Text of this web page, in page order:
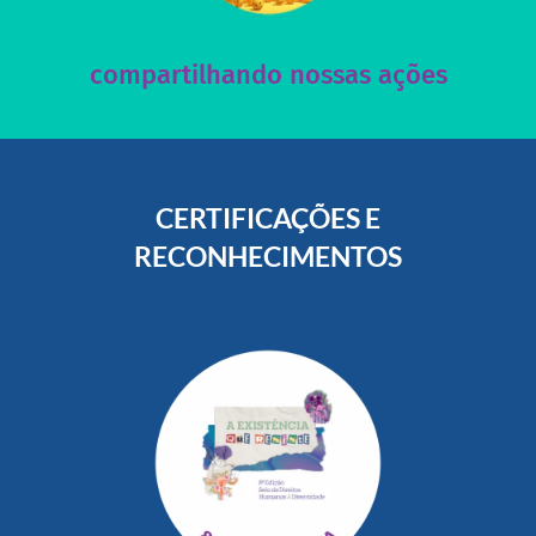
compartilhando nossas ações
Acesse nossas redes sociais e nos ajude compartilhando
CERTIFICAÇÕES E
RECONHECIMENTOS